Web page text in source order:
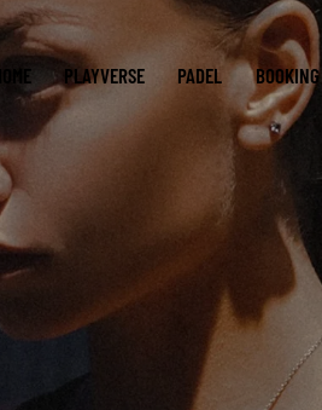
PLAYVERSE PADEL